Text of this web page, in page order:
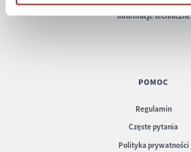
Informacje techniczne
POMOC
Regulamin
Częste pytania
Polityka prywatności